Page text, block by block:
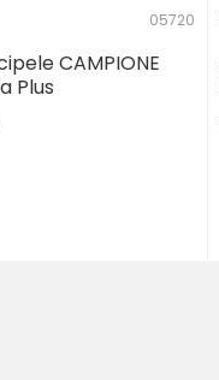
05720
CAMPIONE
Plus